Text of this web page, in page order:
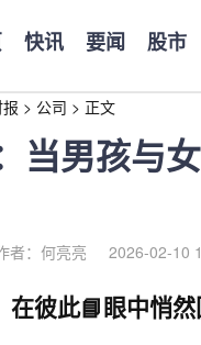
快讯 要闻 股市
> 公司 > 正文
当男孩与
者：何亮亮 2026-02-10
在彼此📘眼中悄